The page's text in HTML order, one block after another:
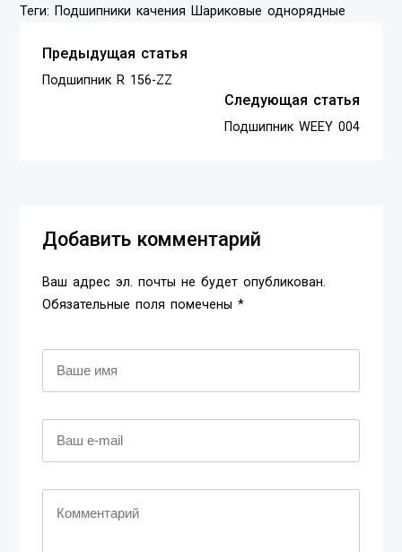
Теги: Подшипники качения Шариковые однорядные
Предыдущая статья
Подшипник R 156-ZZ
Следующая статья
Подшипник WEEY 004
Добавить комментарий
Ваш адрес эл. почты не будет опубликован.
Обязательные поля помечены *